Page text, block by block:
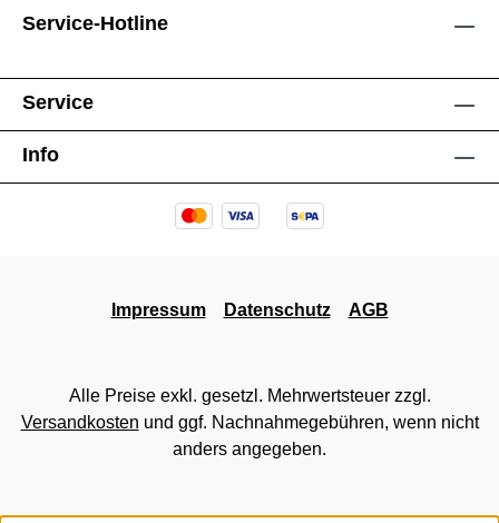
Service-Hotline
Service
Info
Impressum Datenschutz AGB
Alle Preise exkl. gesetzl. Mehrwertsteuer zzgl.
Versandkosten und ggf. Nachnahmegebühren, wenn nicht
anders angegeben.